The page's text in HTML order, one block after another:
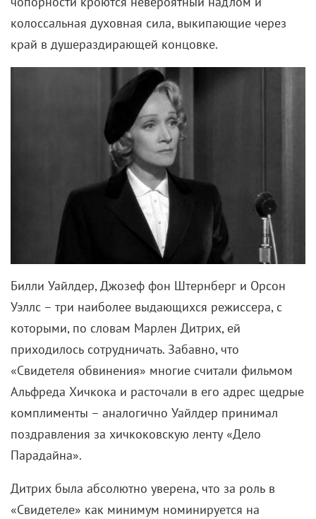
колоссальная духовная сила, выкипающие через
край в душераздирающей концовке.
Билли Уайлдер, Джозеф фон Штернберг и Орсон
Уэллс – три наиболее выдающихся режиссера, с
которыми, по словам Марлен Дитрих, ей
приходилось сотрудничать. Забавно, что
«Свидетеля обвинения» многие считали фильмом
Альфреда Хичкока и расточали в его адрес щедрые
комплименты – аналогично Уайлдер принимал
поздравления за хичкоковскую ленту «Дело
Парадайна».
Дитрих была абсолютно уверена, что за роль в
«Свидетеле» как минимум номинируется на